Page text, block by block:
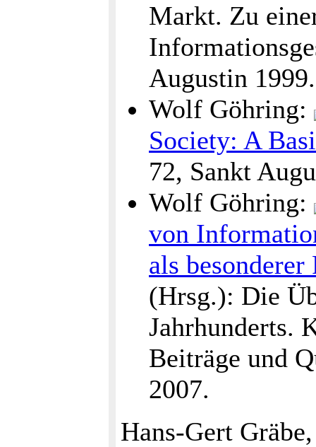
Markt. Zu
Augustin 1999.
Wolf Göhring:
Society: A
72, Sankt
Wolf Göhring:
von
als
(Hrsg.): Die
Jahrhunderts.
Beiträge und
2007.
Hans-Gert